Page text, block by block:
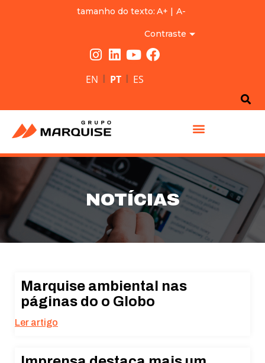
tamanho do texto: A+ | A-
Contraste
EN | PT | ES
NOTÍCIAS
Marquise ambiental nas
páginas do o Globo
Ler artigo